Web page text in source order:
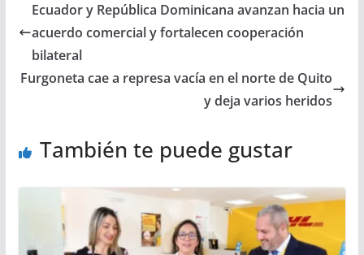
Ecuador y República Dominicana avanzan hacia un
acuerdo comercial y fortalecen cooperación
bilateral
Furgoneta cae a represa vacía en el norte de Quito
y deja varios heridos
También te puede gustar